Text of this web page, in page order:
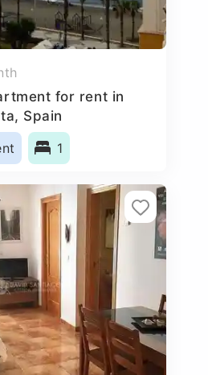
for rent in
Spain
1